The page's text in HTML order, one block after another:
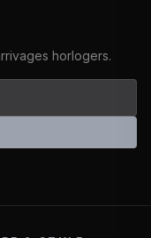
horlogers.